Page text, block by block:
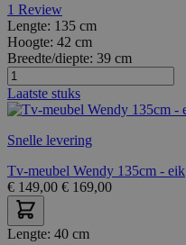
1 Review
Lengte: 135 cm
Hoogte: 42 cm
Breedte/diepte: 39 cm
Laatste stuks
Snelle levering
Tv-meubel Wendy 135cm - eik
€ 149,00 € 169,00
Lengte: 40 cm